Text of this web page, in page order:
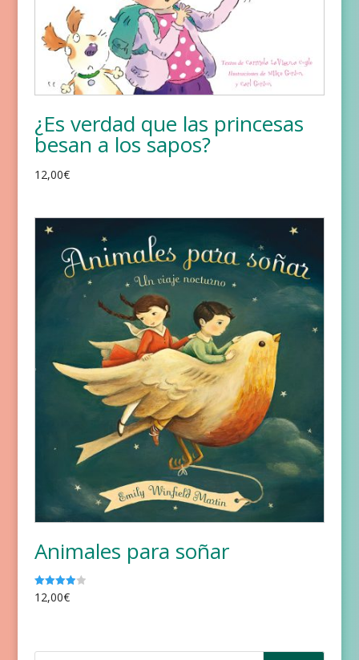
¿Es verdad que las princesas
besan a los sapos?
12,00€
Animales para soñar
Valorado
con
12,00€